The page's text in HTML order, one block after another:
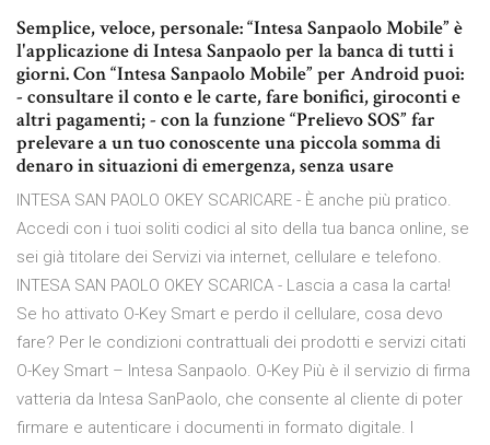
Semplice, veloce, personale: “Intesa Sanpaolo Mobile” è
l'applicazione di Intesa Sanpaolo per la banca di tutti i
giorni. Con “Intesa Sanpaolo Mobile” per Android puoi:
- consultare il conto e le carte, fare bonifici, giroconti e
altri pagamenti; - con la funzione “Prelievo SOS” far
prelevare a un tuo conoscente una piccola somma di
denaro in situazioni di emergenza, senza usare
INTESA SAN PAOLO OKEY SCARICARE - È anche più pratico.
Accedi con i tuoi soliti codici al sito della tua banca online, se
sei già titolare dei Servizi via internet, cellulare e telefono.
INTESA SAN PAOLO OKEY SCARICA - Lascia a casa la carta!
Se ho attivato O-Key Smart e perdo il cellulare, cosa devo
fare? Per le condizioni contrattuali dei prodotti e servizi citati
O-Key Smart – Intesa Sanpaolo. O-Key Più è il servizio di firma
vatteria da Intesa SanPaolo, che consente al cliente di poter
firmare e autenticare i documenti in formato digitale. I